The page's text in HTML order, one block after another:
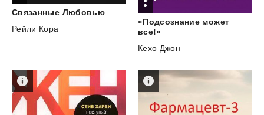
Связанные Любовью
Рейли Кора
«Подсознание может
все!»
Кехо Джон